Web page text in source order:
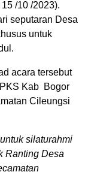
/10 /2023).
seputaran Desa
untuk
acara tersebut
Kab Bogor
Cileungsi
silaturahmi
Ranting Desa